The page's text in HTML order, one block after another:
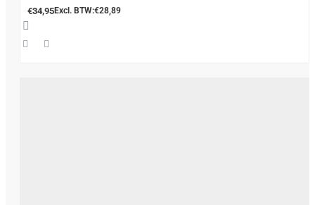
€34,95Excl. BTW:€28,89